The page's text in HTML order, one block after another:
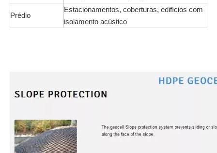
Prédio
Estacionamentos, coberturas, edifícios com
isolamento acústico